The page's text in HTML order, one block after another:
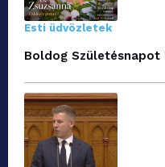
Esti üdvözletek
Boldog Születésnapot